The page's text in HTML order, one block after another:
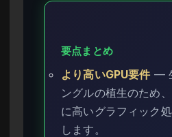
要点まとめ
より高いGPU要件—
ングルの植生のため
に高いグラフィック
します。